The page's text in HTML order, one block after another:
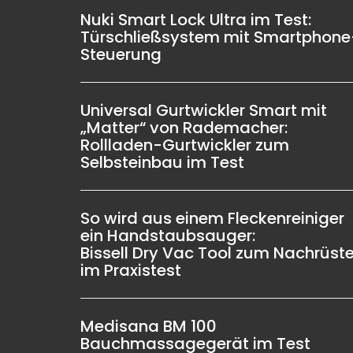
Nuki Smart Lock Ultra im Test:
Türschließsystem mit
Steuerung
Universal Gurtwickler Smart mit
„Matter“ von Rademacher:
Rollladen-Gurtwickler zum
Selbsteinbau im Test
So wird aus einem Fleckenreiniger
ein Handstaubsauger:
Bissell Dry Vac Tool zum
im Praxistest
Medisana BM 100
Bauchmassagegerät im Test